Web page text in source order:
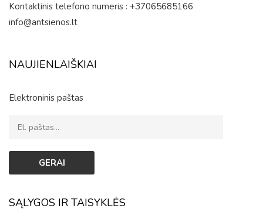
Kontaktinis telefono numeris : +37065685166
info@antsienos.lt
NAUJIENLAIŠKIAI
Elektroninis paštas
SĄLYGOS IR TAISYKLĖS